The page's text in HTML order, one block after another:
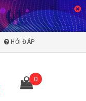
HỎI ĐÁP
0